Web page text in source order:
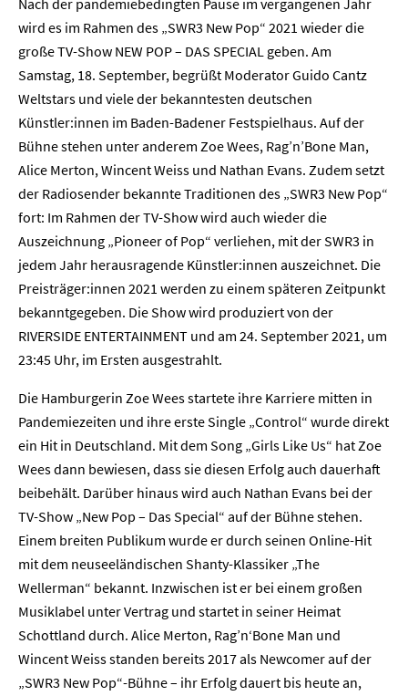
Nach der pandemiebedingten Pause im vergangenen Jahr
wird es im Rahmen des „SWR3 New Pop“ 2021 wieder die
große TV-Show NEW POP – DAS SPECIAL geben. Am
Samstag, 18. September, begrüßt Moderator Guido Cantz
Weltstars und viele der bekanntesten deutschen
Künstler:innen im Baden-Badener Festspielhaus. Auf der
Bühne stehen unter anderem Zoe Wees, Rag’n’Bone Man,
Alice Merton, Wincent Weiss und Nathan Evans. Zudem setzt
der Radiosender bekannte Traditionen des „SWR3 New Pop“
fort: Im Rahmen der TV-Show wird auch wieder die
Auszeichnung „Pioneer of Pop“ verliehen, mit der SWR3 in
jedem Jahr herausragende Künstler:innen auszeichnet. Die
Preisträger:innen 2021 werden zu einem späteren Zeitpunkt
bekanntgegeben. Die Show wird produziert von der
RIVERSIDE ENTERTAINMENT und am 24. September 2021, um
23:45 Uhr, im Ersten ausgestrahlt.
Die Hamburgerin Zoe Wees startete ihre Karriere mitten in
Pandemiezeiten und ihre erste Single „Control“ wurde direkt
ein Hit in Deutschland. Mit dem Song „Girls Like Us“ hat Zoe
Wees dann bewiesen, dass sie diesen Erfolg auch dauerhaft
beibehält. Darüber hinaus wird auch Nathan Evans bei der
TV-Show „New Pop – Das Special“ auf der Bühne stehen.
Einem breiten Publikum wurde er durch seinen Online-Hit
mit dem neuseeländischen Shanty-Klassiker „The
Wellerman“ bekannt. Inzwischen ist er bei einem großen
Musiklabel unter Vertrag und startet in seiner Heimat
Schottland durch. Alice Merton, Rag’n‘Bone Man und
Wincent Weiss standen bereits 2017 als Newcomer auf der
„SWR3 New Pop“-Bühne – ihr Erfolg dauert bis heute an,